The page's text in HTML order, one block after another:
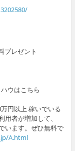
プレゼント
ウはこちら
円以上 稼いでいる
者が増加して、
います。ぜひ無料で
A.html